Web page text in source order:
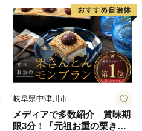
道産アイス 道産アイスクリ
ーム ギフト 詰合せ 詰め合わ
せ ふるさと納税 ）
岐阜県中津川市
メディアで多数紹介 賞味期
限3分！「元祖お重の栗きん